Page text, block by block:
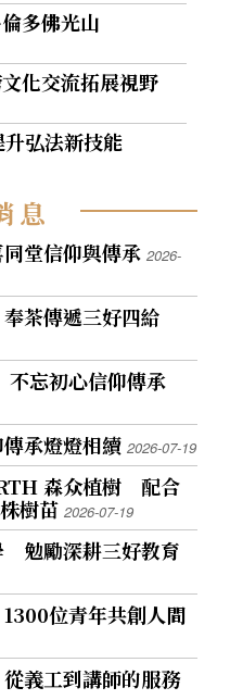
多佛光山
化交流拓展視野
弘法新技能
息
堂信仰與傳承2026-
茶傳遞三好四給
忘初心信仰傳承
承燈燈相續2026-07-19
森众植樹 配合
樹苗2026-07-19
勉勵深耕三好教育
位青年共創人間
義工到講師的服務